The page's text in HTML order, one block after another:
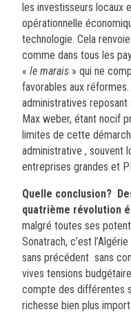
les investisseurs locaux
opérationnelle
technologie. Cela
comme dans tous les
« le marais » qui ne
favorables aux
administratives
Max weber, étant nocif
limites de cette
administrative , souvent
entreprises grandes et
Quelle conclusion?
quatrième révolution
malgré toutes ses
Sonatrach, c’est
sans précédent sans
vives tensions
compte des différentes
richesse bien plus